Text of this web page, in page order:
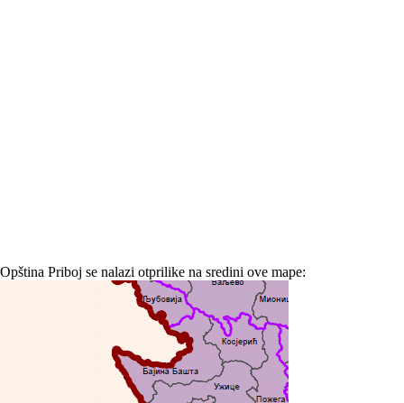
Opština Priboj se nalazi otprilike na sredini ove mape: